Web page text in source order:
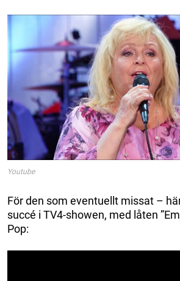
Youtube
För den som eventuellt missat –
succé i TV4-showen, med låten
Pop: